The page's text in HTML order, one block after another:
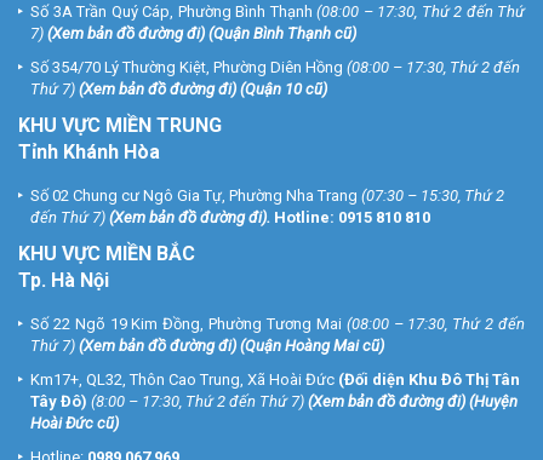
Số 3A Trần Quý Cáp, Phường Bình Thạnh (08:00 – 17:30, Thứ 2 đến Thứ
7) (Xem bản đồ đường đi) (Quận Bình Thạnh cũ)
Số 354/70 Lý Thường Kiệt, Phường Diên Hồng (08:00 – 17:30, Thứ 2 đến
Thứ 7) (Xem bản đồ đường đi) (Quận 10 cũ)
KHU VỰC MIỀN TRUNG
Tỉnh Khánh Hòa
Số 02 Chung cư Ngô Gia Tự, Phường Nha Trang (07:30 – 15:30, Thứ 2
đến Thứ 7) (Xem bản đồ đường đi). Hotline: 0915 810 810
KHU VỰC MIỀN BẮC
Tp. Hà Nội
Số 22 Ngõ 19 Kim Đồng, Phường Tương Mai (08:00 – 17:30, Thứ 2 đến
Thứ 7) (Xem bản đồ đường đi) (Quận Hoàng Mai cũ)
Km17+, QL32, Thôn Cao Trung, Xã Hoài Đức (Đối diện Khu Đô Thị Tân
Tây Đô) (8:00 – 17:30, Thứ 2 đến Thứ 7) (Xem bản đồ đường đi) (Huyện
Hoài Đức cũ)
Hotline: 0989 067 969